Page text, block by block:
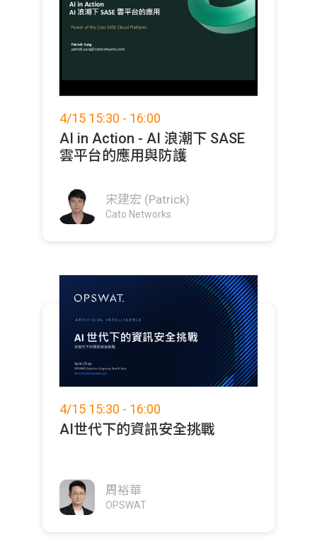
4/15 15:30 - 16:00
AI in Action - AI 浪潮下 SASE
雲平台的應用與防護
宋建宏 (Patrick)
Cato Networks
4/15 15:30 - 16:00
AI世代下的資訊安全挑戰
周裕華
OPSWAT